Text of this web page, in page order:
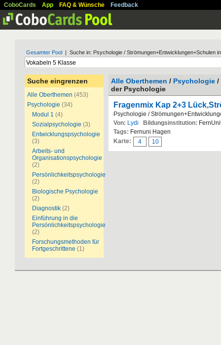
CoboCards App FAQ & Wünsche Feedback
Gesamter Pool | Suche in: Psychologie / Strömungen+Entwicklungen+Schulen
Suche eingrenzen
Alle Oberthemen (453)
Psychologie (34)
Modul 1 (4)
Sozialpsychologie (3)
Entwicklungspsychologie
(3)
Arbeits- und
Organisationspsychologie
(2)
Persönlichkeitspsychologie
(2)
Biologische Psychologie
(2)
Diagnostik (2)
Einführung in die
Persönlichkeitspsychologie
(2)
Forschungsmethoden für
Fortgeschrittene (1)
Alle Oberthemen / Psychologie /
der Psychologie
Fragenmix Kap 2+3
Psychologie /
Von: Lydi Bildungsinstitution:
Tags: Fernuni Hagen
Karte:
4 10